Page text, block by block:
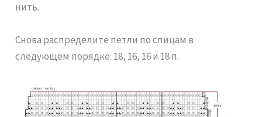
нить.
Снова распределите петли по спицам в
следующем порядке: 18, 16, 16 и 18 п.